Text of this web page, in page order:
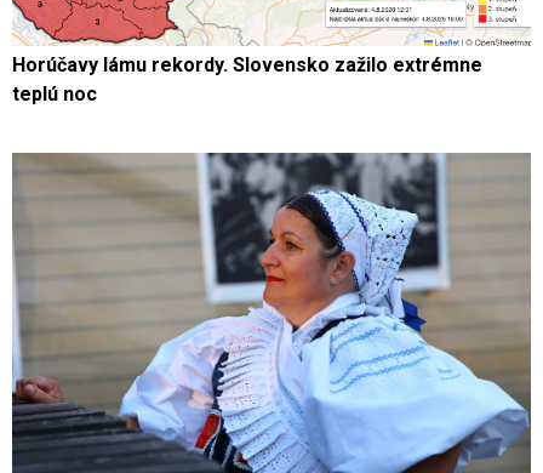
Horúčavy lámu rekordy. Slovensko zažilo extrémne
teplú noc